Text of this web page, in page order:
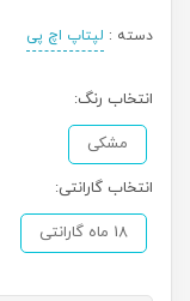
دسته : لپتاپ اچ پی
انتخاب رنگ:
مشکی
انتخاب گارانتی:
18 ماه گارانتی